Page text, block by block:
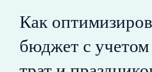
Как
бюджет с